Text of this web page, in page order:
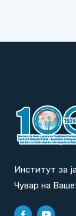
Институт за
Чувар на